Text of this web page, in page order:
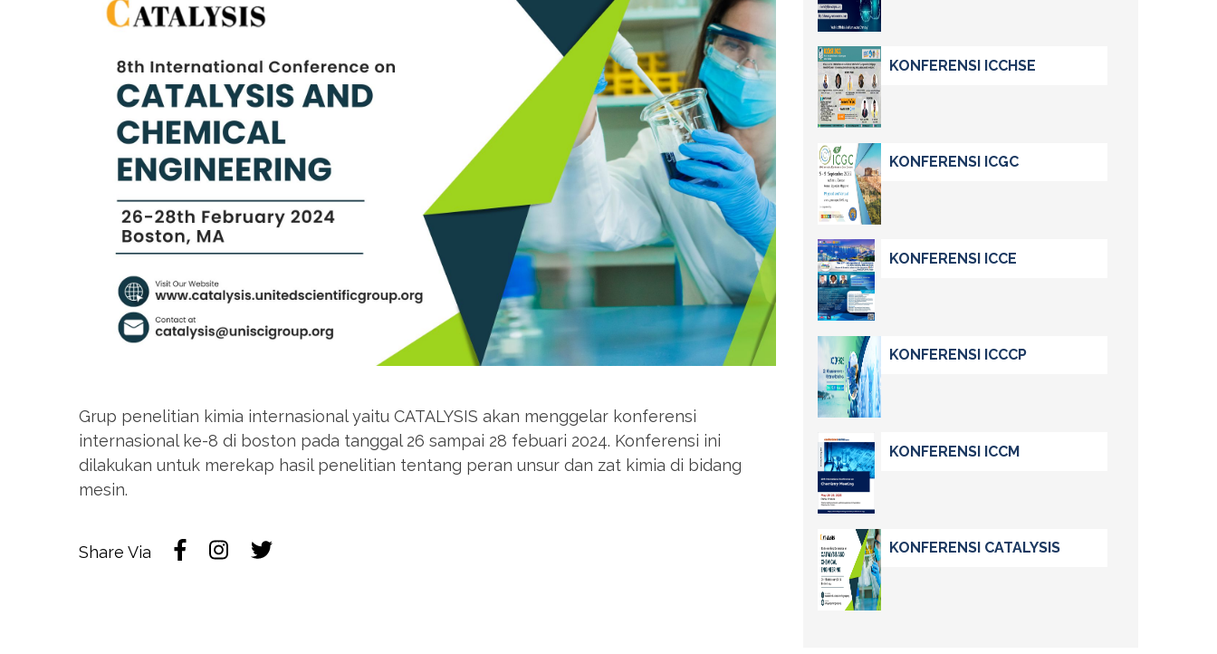
Grup penelitian kimia internasional yaitu CATALYSIS akan menggelar konferensi
internasional ke-8 di boston pada tanggal 26 sampai 28 febuari 2024. Konferensi ini
dilakukan untuk merekap hasil penelitian tentang peran unsur dan zat kimia di bidang
mesin.
Share Via
KONFERENSI ICCHSE
KONFERENSI ICGC
KONFERENSI ICCE
KONFERENSI ICCCP
KONFERENSI ICCM
KONFERENSI CATALYSIS